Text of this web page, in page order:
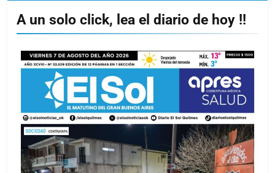
A un solo click, lea el diario de hoy !!